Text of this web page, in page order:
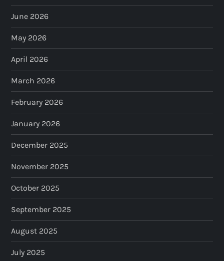
June 2026
May 2026
April 2026
March 2026
February 2026
January 2026
December 2025
November 2025
October 2025
September 2025
August 2025
July 2025